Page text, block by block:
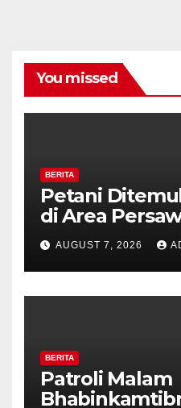
You missed
BERITA
Petani
di Area
Polisi Pastikan
Tanda
AUGUST 7, 2026
BERITA
Patroli Malam